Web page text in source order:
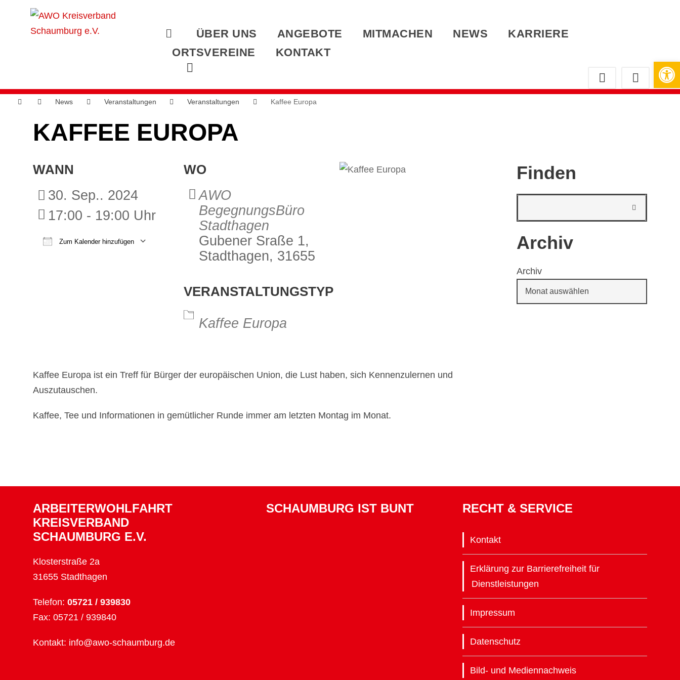
ÜBER UNS ANGEBOTE MITMACHEN NEWS
KARRIERE
ORTSVEREINE
KONTAKT
News Veranstaltungen Veranstaltungen Kaffee Europa
KAFFEE EUROPA
WANN
30. Sep.. 2024
17:00 - 19:00 Uhr
Zum Kalender hinzufügen
WO
AWO
BegegnungsBüro
Stadthagen
Gubener Sraße 1,
Stadthagen, 31655
VERANSTALTUNGSTYP
Kaffee Europa
Kaffee Europa ist ein Treff für Bürger der europäischen Union, die Lust haben, sich Kennenzulernen und
Auszutauschen.
Kaffee, Tee und Informationen in gemütlicher Runde immer am letzten Montag im Monat.
Finden
Archiv
Archiv
ARBEITERWOHLFAHRT
KREISVERBAND
SCHAUMBURG E.V.
Klosterstraße 2a
31655 Stadthagen
Telefon: 05721 / 939830
Fax: 05721 / 939840
Kontakt: info@awo-schaumburg.de
SCHAUMBURG IST BUNT RECHT & SERVICE
Kontakt
Erklärung zur Barrierefreiheit für
Dienstleistungen
Impressum
Datenschutz
Bild- und Mediennachweis
Werkzeugleiste öffnen